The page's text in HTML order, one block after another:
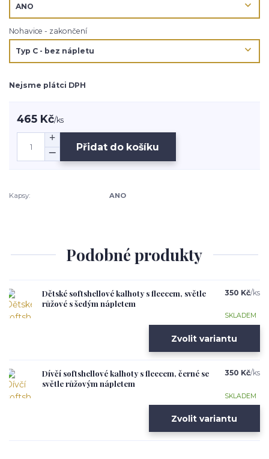
Nohavice - zakončení
Nejsme plátci DPH
465 Kč/ks
Přidat do košíku
Kapsy: ANO
Podobné produkty
Dětské softshellové kalhoty s fleecem, světle
růžové s šedým nápletem
350 Kč/ks
SKLADEM
Zvolit variantu
Dívčí softshellové kalhoty s fleecem, černé se
světle růžovým nápletem
350 Kč/ks
SKLADEM
Zvolit variantu